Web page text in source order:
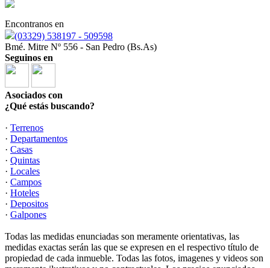
Encontranos en
(03329) 538197 - 509598
Bmé. Mitre Nº 556 - San Pedro (Bs.As)
Seguinos en
Asociados con
¿Qué estás buscando?
· Terrenos
· Departamentos
· Casas
· Quintas
· Locales
· Campos
· Hoteles
· Depositos
· Galpones
Todas las medidas enunciadas son meramente orientativas, las
medidas exactas serán las que se expresen en el respectivo título de
propiedad de cada inmueble. Todas las fotos, imagenes y videos son